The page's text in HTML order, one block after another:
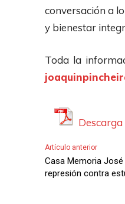
conversación a
y bienestar
Toda la
Artículo anterior
Casa Memoria
represión contra